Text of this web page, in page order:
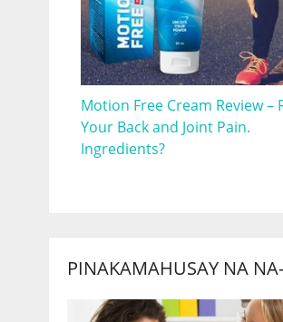
Motion Free Cream Review –
Your Back and Joint Pain.
Ingredients?
PINAKAMAHUSAY NA